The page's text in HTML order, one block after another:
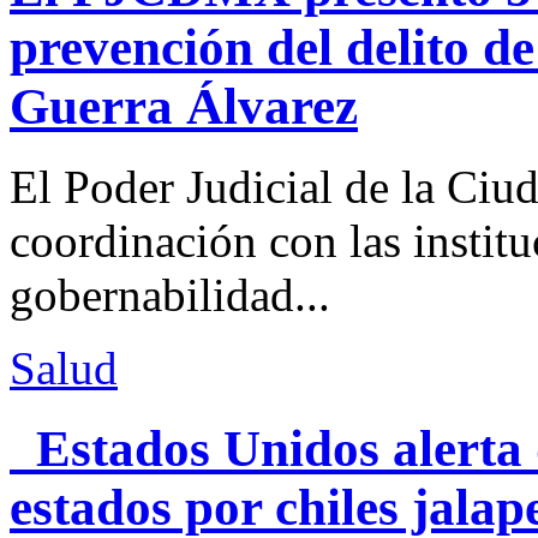
prevención del delito
Guerra Álvarez
El Poder Judicial de la
coordinación con las
gobernabilidad...
Salud
Estados Unidos alerta
estados por chiles